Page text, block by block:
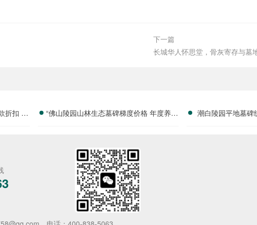
下一篇
长城华人怀思堂，骨灰寄存与墓
折扣 全
“佛山陵园山林生态墓碑梯度价格 年度养护
潮白陵园平地墓碑